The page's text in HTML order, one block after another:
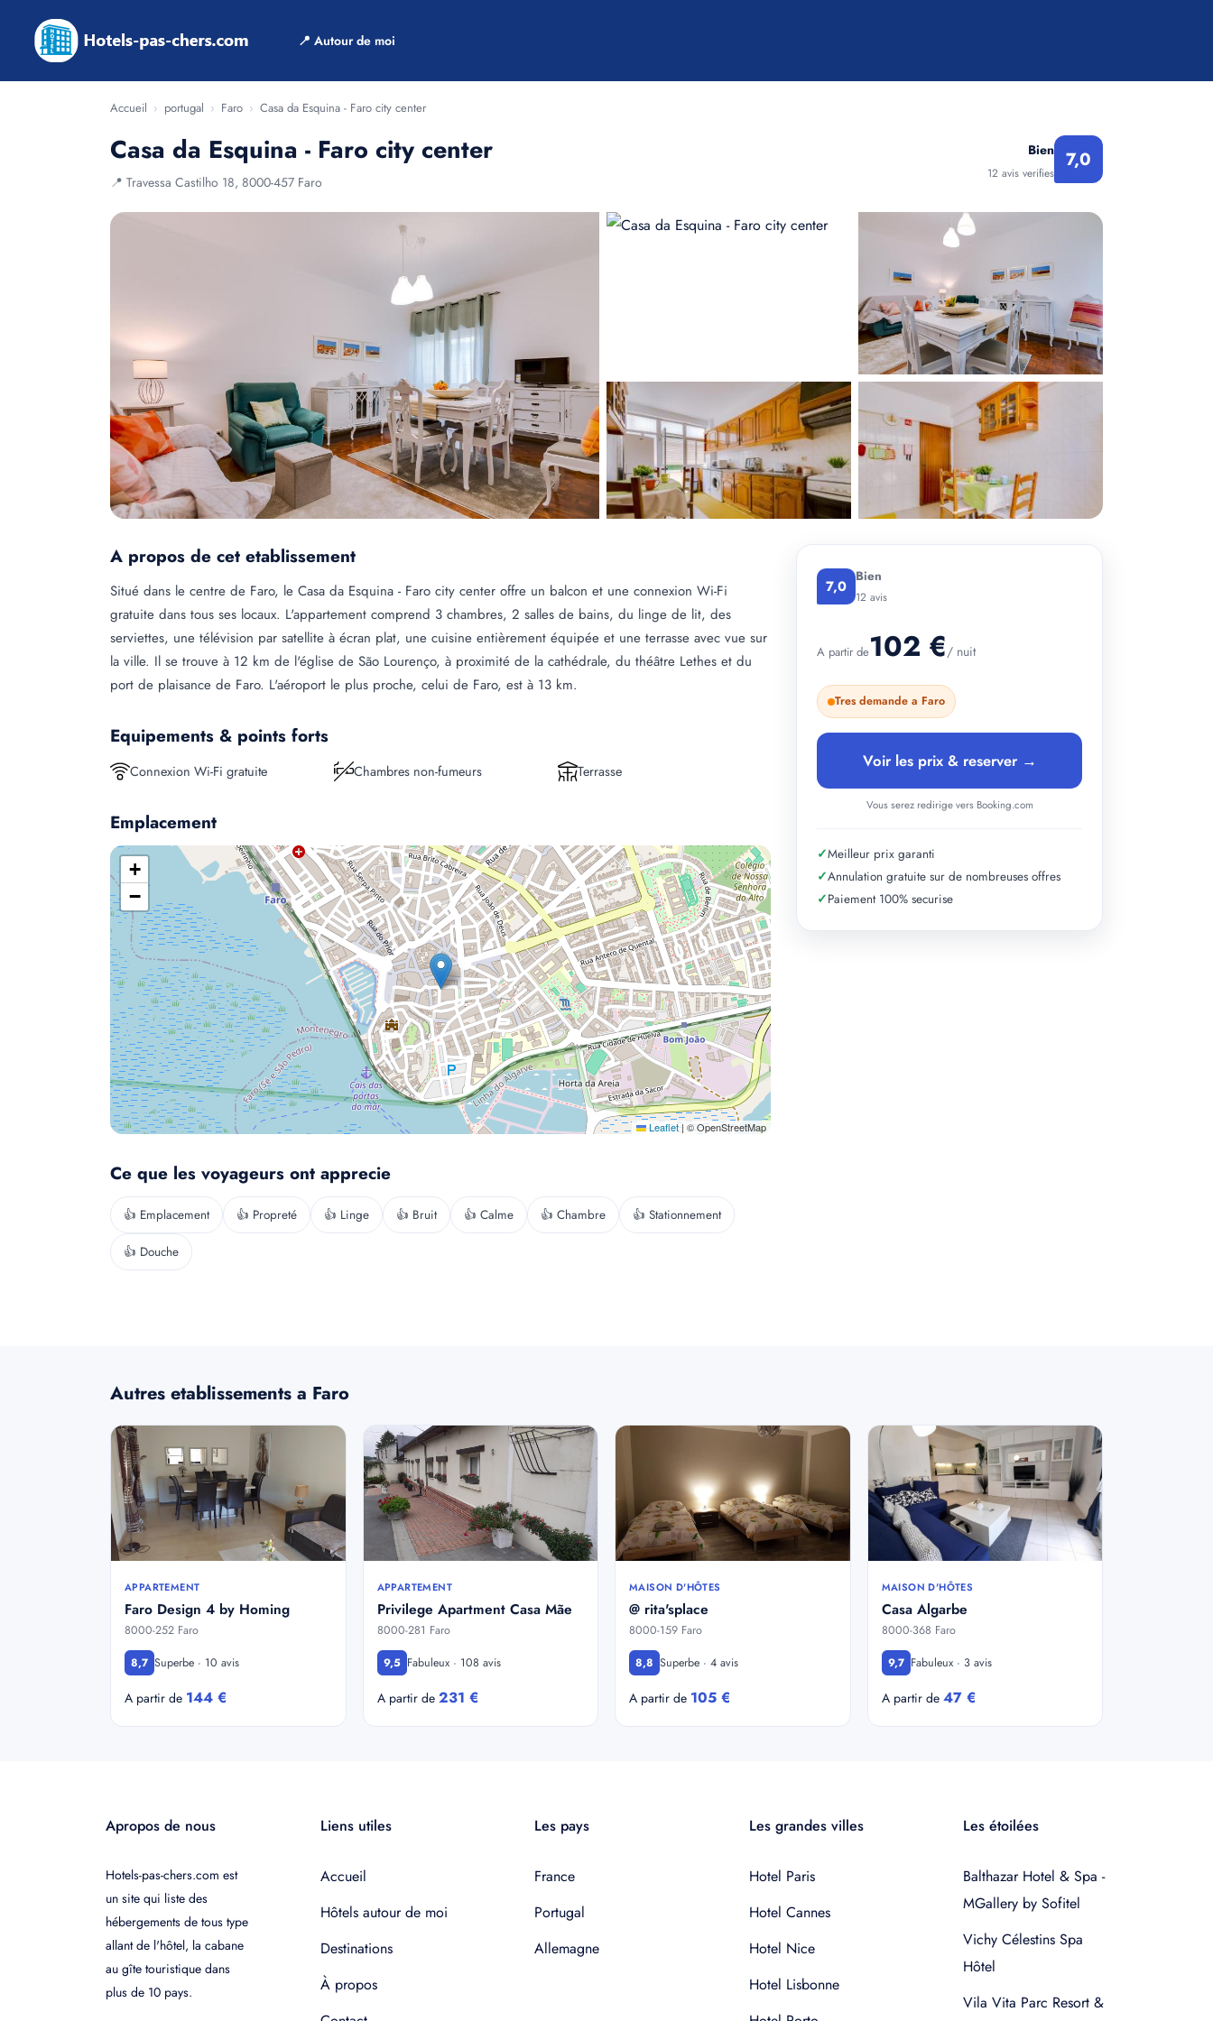
📍 Autour de moi
Accueil › portugal › Faro › Casa da Esquina - Faro city center
Casa da Esquina - Faro city center
📍 Travessa Castilho 18, 8000-457 Faro
Bien
12 avis verifies
7,0
A propos de cet etablissement
Situé dans le centre de Faro, le Casa da Esquina - Faro city center offre un balcon et une connexion Wi-Fi
gratuite dans tous ses locaux. L'appartement comprend 3 chambres, 2 salles de bains, du linge de lit, des
serviettes, une télévision par satellite à écran plat, une cuisine entièrement équipée et une terrasse avec vue sur
la ville. Il se trouve à 12 km de l'église de São Lourenço, à proximité de la cathédrale, du théâtre Lethes et du
port de plaisance de Faro. L'aéroport le plus proche, celui de Faro, est à 13 km.
Equipements & points forts
Connexion Wi-Fi gratuite Chambres non-fumeurs Terrasse
Emplacement
+
−
Leaflet|© OpenStreetMap
Ce que les voyageurs ont apprecie
👍 Emplacement 👍 Propreté 👍 Linge 👍 Bruit 👍 Calme 👍 Chambre 👍 Stationnement
👍 Douche
7,0 Bien
12 avis
A partir de102 €/ nuit
Tres demande a Faro
Voir les prix & reserver →
Vous serez redirige vers Booking.com
✓Meilleur prix garanti
✓Annulation gratuite sur de nombreuses offres
✓Paiement 100% securise
Autres etablissements a Faro
APPARTEMENT
Faro Design 4 by Homing
8000-252 Faro
8,7 Superbe · 10 avis
A partir de 144 €
APPARTEMENT
Privilege Apartment Casa Mãe
8000-281 Faro
9,5 Fabuleux · 108 avis
A partir de 231 €
MAISON D'HÔTES
@ rita'splace
8000-159 Faro
8,8 Superbe · 4 avis
A partir de 105 €
MAISON D'HÔTES
Casa Algarbe
8000-368 Faro
9,7 Fabuleux · 3 avis
A partir de 47 €
Apropos de nous
Hotels-pas-chers.com est
un site qui liste des
hébergements de tous type
allant de l'hôtel, la cabane
au gîte touristique dans
plus de 10 pays.
Liens utiles
Accueil
Hôtels autour de moi
Destinations
À propos
Les pays
France
Portugal
Allemagne
Les grandes villes
Hotel Paris
Hotel Cannes
Hotel Nice
Hotel Lisbonne
Les étoilées
Balthazar Hotel & Spa -
MGallery by Sofitel
Vichy Célestins Spa
Hôtel
Vila Vita Parc Resort &